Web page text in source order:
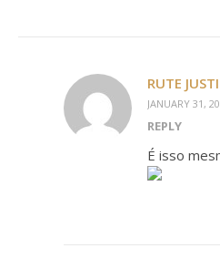
RUTE
JANUARY 31,
REPLY
É isso